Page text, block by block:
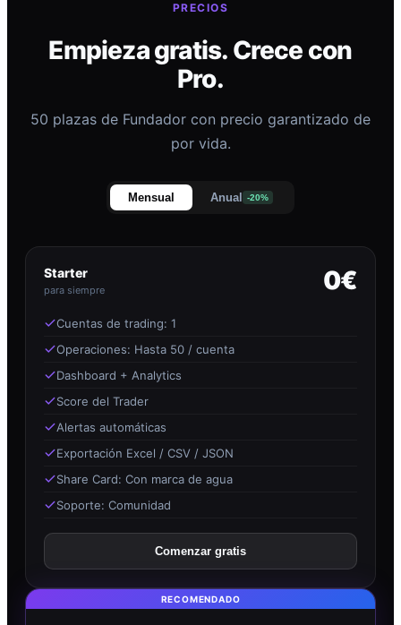
PRECIOS
Empieza gratis. Crece con
Pro.
50 plazas de Fundador con precio garantizado de
por vida.
Mensual Anual -20%
Starter
para siempre 0€
Cuentas de trading: 1
Operaciones: Hasta 50 / cuenta
Dashboard + Analytics
Score del Trader
Alertas automáticas
Exportación Excel / CSV / JSON
Share Card: Con marca de agua
Soporte: Comunidad
Comenzar gratis
RECOMENDADO